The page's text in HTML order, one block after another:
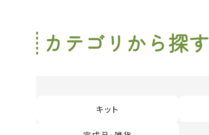
カテゴリから探す
キット